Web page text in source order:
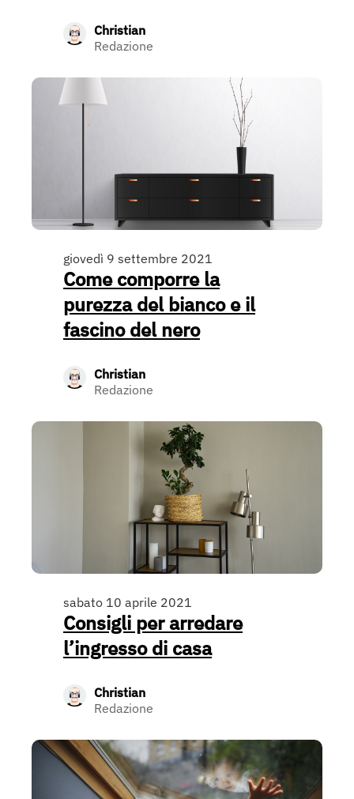
Christian
Redazione
giovedì 9 settembre 2021
Come comporre la
purezza del bianco e il
fascino del nero
Christian
Redazione
sabato 10 aprile 2021
Consigli per arredare
l’ingresso di casa
Christian
Redazione